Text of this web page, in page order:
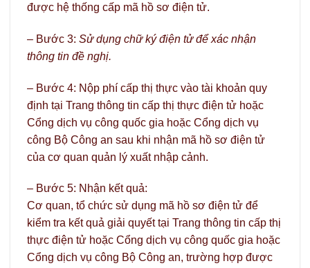
được hệ thống cấp mã hồ sơ điện tử.
– Bước 3: Sử dụng chữ ký điện tử để xác nhận
thông tin đề nghị.
– Bước 4: Nộp phí cấp thị thực vào tài khoản quy
định tại Trang thông tin cấp thị thực điện tử hoặc
Cổng dịch vụ công quốc gia hoặc Cổng dịch vụ
công Bộ Công an sau khi nhận mã hồ sơ điện tử
của cơ quan quản lý xuất nhập cảnh.
– Bước 5: Nhận kết quả:
Cơ quan, tổ chức sử dụng mã hồ sơ điện tử để
kiểm tra kết quả giải quyết tại Trang thông tin cấp thị
thực điện tử hoặc Cổng dịch vụ công quốc gia hoặc
Cổng dịch vụ công Bộ Công an, trường hợp được